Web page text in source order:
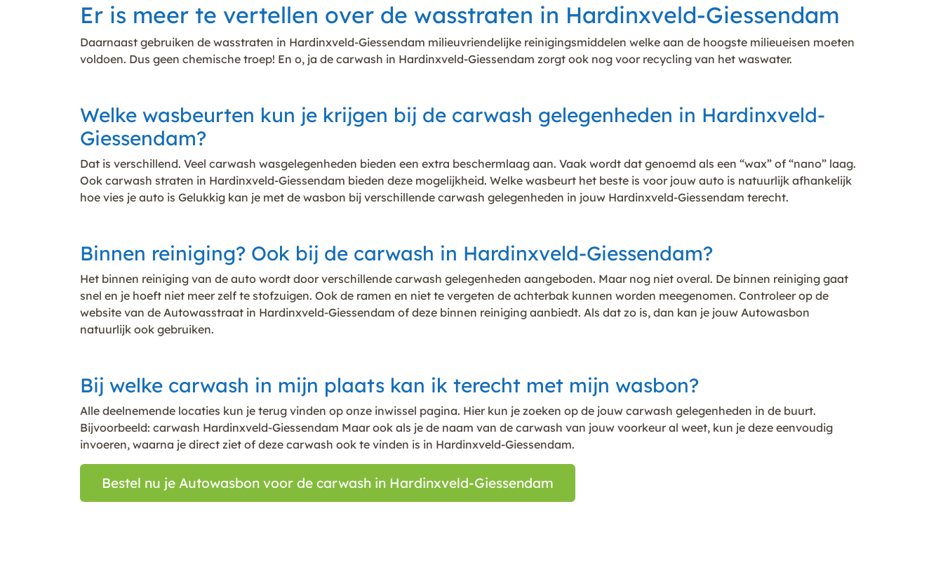
Er is meer te vertellen over de wasstraten in Hardinxveld-Giessendam
Daarnaast gebruiken de wasstraten in Hardinxveld-Giessendam milieuvriendelijke reinigingsmiddelen welke aan de hoogste milieueisen moeten
voldoen. Dus geen chemische troep! En o, ja de carwash in Hardinxveld-Giessendam zorgt ook nog voor recycling van het waswater.
Welke wasbeurten kun je krijgen bij de carwash gelegenheden in Hardinxveld-
Giessendam?
Dat is verschillend. Veel carwash wasgelegenheden bieden een extra beschermlaag aan. Vaak wordt dat genoemd als een “wax” of “nano” laag.
Ook carwash straten in Hardinxveld-Giessendam bieden deze mogelijkheid. Welke wasbeurt het beste is voor jouw auto is natuurlijk afhankelijk
hoe vies je auto is Gelukkig kan je met de wasbon bij verschillende carwash gelegenheden in jouw Hardinxveld-Giessendam terecht.
Binnen reiniging? Ook bij de carwash in Hardinxveld-Giessendam?
Het binnen reiniging van de auto wordt door verschillende carwash gelegenheden aangeboden. Maar nog niet overal. De binnen reiniging gaat
snel en je hoeft niet meer zelf te stofzuigen. Ook de ramen en niet te vergeten de achterbak kunnen worden meegenomen. Controleer op de
website van de Autowasstraat in Hardinxveld-Giessendam of deze binnen reiniging aanbiedt. Als dat zo is, dan kan je jouw Autowasbon
natuurlijk ook gebruiken.
Bij welke carwash in mijn plaats kan ik terecht met mijn wasbon?
Alle deelnemende locaties kun je terug vinden op onze inwissel pagina. Hier kun je zoeken op de jouw carwash gelegenheden in de buurt.
Bijvoorbeeld: carwash Hardinxveld-Giessendam Maar ook als je de naam van de carwash van jouw voorkeur al weet, kun je deze eenvoudig
invoeren, waarna je direct ziet of deze carwash ook te vinden is in Hardinxveld-Giessendam.
Bestel nu je Autowasbon voor de carwash in Hardinxveld-Giessendam